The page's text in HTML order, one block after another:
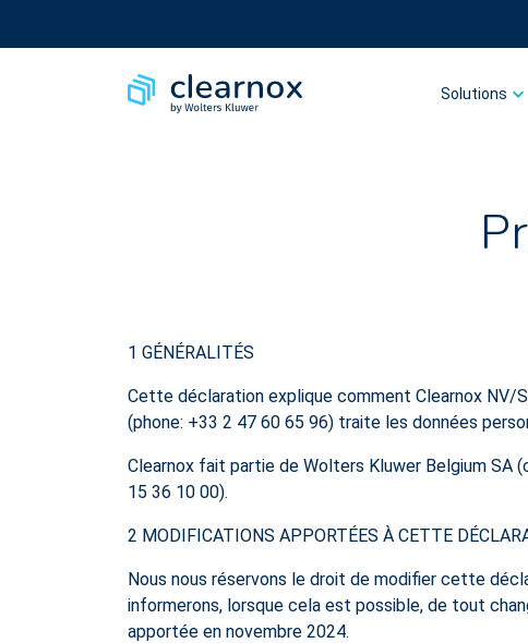
Solutions
1 GÉNÉRALITÉS
Cette déclaration explique comment Clearnox NV/
(phone: +33 2 47 60 65 96) traite les données
Clearnox fait partie de Wolters Kluwer Belgium SA
15 36 10 00).
2 MODIFICATIONS APPORTÉES À CETTE
Nous nous réservons le droit de modifier cette
informerons, lorsque cela est possible, de tout
apportée en novembre 2024.